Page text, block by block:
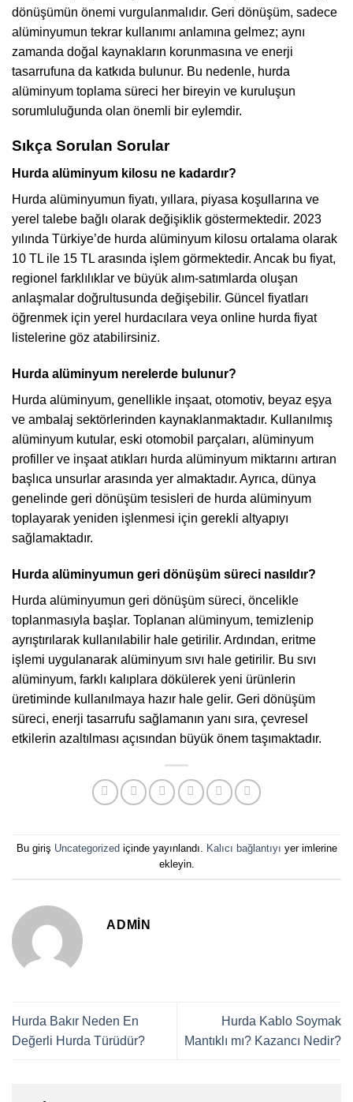
dönüşümün önemi vurgulanmalıdır. Geri dönüşüm, sadece
alüminyumun tekrar kullanımı anlamına gelmez; aynı
zamanda doğal kaynakların korunmasına ve enerji
tasarrufuna da katkıda bulunur. Bu nedenle, hurda
alüminyum toplama süreci her bireyin ve kuruluşun
sorumluluğunda olan önemli bir eylemdir.
Sıkça Sorulan Sorular
Hurda alüminyum kilosu ne kadardır?
Hurda alüminyumun fiyatı, yıllara, piyasa koşullarına ve
yerel talebe bağlı olarak değişiklik göstermektedir. 2023
yılında Türkiye’de hurda alüminyum kilosu ortalama olarak
10 TL ile 15 TL arasında işlem görmektedir. Ancak bu fiyat,
regionel farklılıklar ve büyük alım-satımlarda oluşan
anlaşmalar doğrultusunda değişebilir. Güncel fiyatları
öğrenmek için yerel hurdacılara veya online hurda fiyat
listelerine göz atabilirsiniz.
Hurda alüminyum nerelerde bulunur?
Hurda alüminyum, genellikle inşaat, otomotiv, beyaz eşya
ve ambalaj sektörlerinden kaynaklanmaktadır. Kullanılmış
alüminyum kutular, eski otomobil parçaları, alüminyum
profiller ve inşaat atıkları hurda alüminyum miktarını artıran
başlıca unsurlar arasında yer almaktadır. Ayrıca, dünya
genelinde geri dönüşüm tesisleri de hurda alüminyum
toplayarak yeniden işlenmesi için gerekli altyapıyı
sağlamaktadır.
Hurda alüminyumun geri dönüşüm süreci nasıldır?
Hurda alüminyumun geri dönüşüm süreci, öncelikle
toplanmasıyla başlar. Toplanan alüminyum, temizlenip
ayrıştırılarak kullanılabilir hale getirilir. Ardından, eritme
işlemi uygulanarak alüminyum sıvı hale getirilir. Bu sıvı
alüminyum, farklı kalıplara dökülerek yeni ürünlerin
üretiminde kullanılmaya hazır hale gelir. Geri dönüşüm
süreci, enerji tasarrufu sağlamanın yanı sıra, çevresel
etkilerin azaltılması açısından büyük önem taşımaktadır.
Bu giriş Uncategorized içinde yayınlandı. Kalıcı bağlantıyı yer imlerine
ekleyin.
ADMIN
Hurda Bakır Neden En
Değerli Hurda Türüdür?
Hurda Kablo Soymak
Mantıklı mı? Kazancı Nedir?